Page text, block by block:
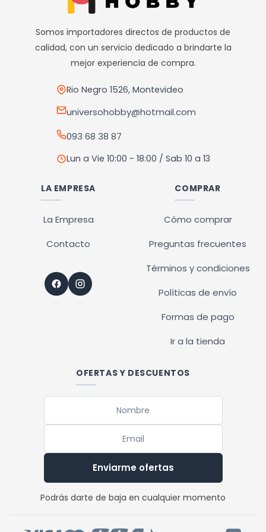
Somos importadores directos de productos de
calidad, con un servicio dedicado a brindarte la
mejor experiencia de compra.
Rio Negro 1526, Montevideo
universohobby@hotmail.com
093 68 38 87
Lun a Vie 10:00 - 18:00 / Sab 10 a 13
LA EMPRESA
La Empresa
Contacto
COMPRAR
Cómo comprar
Preguntas frecuentes
Términos y condiciones
Políticas de envío
Formas de pago
Ir a la tienda
OFERTAS Y DESCUENTOS
Enviarme ofertas
Podrás darte de baja en cualquier momento